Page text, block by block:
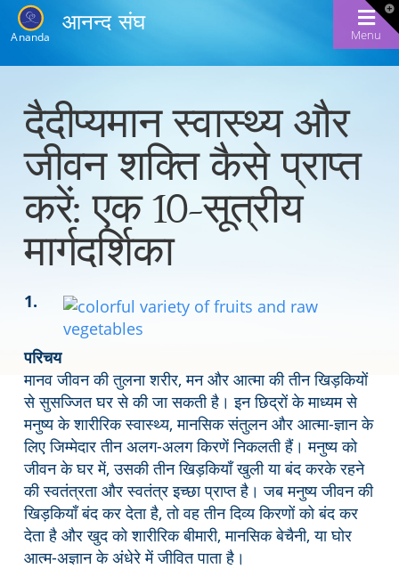
Ananda
आनन्द संघ
Menu
दैदीप्यमान स्वास्थ्य और
जीवन शक्ति कैसे प्राप्त
करें: एक 10-सूत्रीय
मार्गदर्शिका
1.
परिचय
मानव जीवन की तुलना शरीर, मन और आत्मा की तीन खिड़कियों
से सुसज्जित घर से की जा सकती है। इन छिद्रों के माध्यम से
मनुष्य के शारीरिक स्वास्थ्य, मानसिक संतुलन और आत्मा-ज्ञान के
लिए जिम्मेदार तीन अलग-अलग किरणें निकलती हैं। मनुष्य को
जीवन के घर में, उसकी तीन खिड़कियाँ खुली या बंद करके रहने
की स्वतंत्रता और स्वतंत्र इच्छा प्राप्त है। जब मनुष्य जीवन की
खिड़कियाँ बंद कर देता है, तो वह तीन दिव्य किरणों को बंद कर
देता है और खुद को शारीरिक बीमारी, मानसिक बेचैनी, या घोर
आत्म-अज्ञान के अंधेरे में जीवित पाता है।